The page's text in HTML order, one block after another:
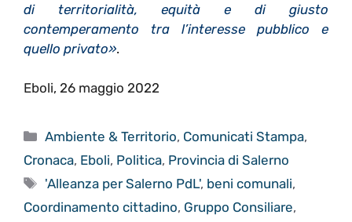
di territorialità, equità e di giusto
contemperamento tra l’interesse pubblico e
quello privato».
Eboli, 26 maggio 2022
Categorie
Ambiente & Territorio, Comunicati Stampa,
Cronaca, Eboli, Politica, Provincia di Salerno
Tag
'Alleanza per Salerno PdL', beni comunali,
Coordinamento cittadino, Gruppo Consiliare,